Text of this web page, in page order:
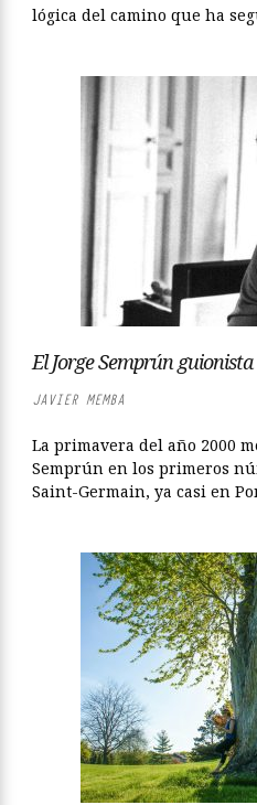
lógica del camino que ha
El Jorge Semprún guionista
JAVIER MEMBA
La primavera del año 2000
Semprún en los primeros
Saint-Germain, ya casi en